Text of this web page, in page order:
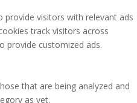
visitors with relevant ads
track visitors across
provide customized ads.
that are being analyzed and
as yet.